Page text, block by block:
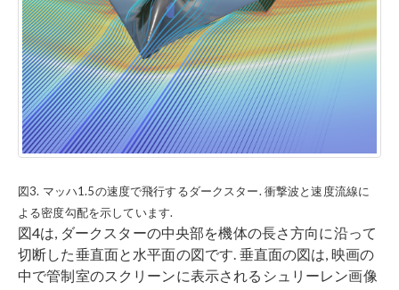
図3. マッハ1.5の速度で飛行するダークスター. 衝撃波と速度流線に
よる密度勾配を示しています.
図4は, ダークスターの中央部を機体の長さ方向に沿って
切断した垂直面と水平面の図です. 垂直面の図は, 映画の
中で管制室のスクリーンに表示されるシュリーレン画像